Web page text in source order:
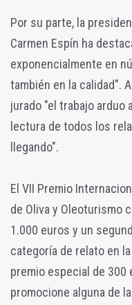
Por su parte, la
Carmen Espín ha
exponencialmente en
también en la calidad".
jurado "el trabajo arduo
lectura de todos los
llegando".
El VII Premio
de Oliva y Oleoturismo
1.000 euros y un
categoría de relato en
premio especial de 300
promocione alguna de